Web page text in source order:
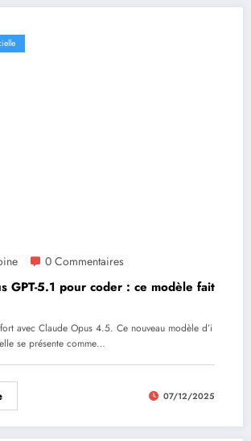
0 Commentaires
GPT-5.1 pour coder : ce modèle fait
avec Claude Opus 4.5. Ce nouveau modèle d’i
se présente comme…
07/12/2025